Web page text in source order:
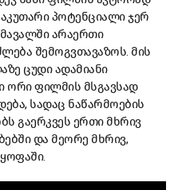
პოტენციალი ჯერ
არაერთი
შემოგვთავაზოს. მის
ცუდი ადამიანი
ორი ფილმის მსგავსად
სადაც ნაწარმოების
გაერკვეს ერთი მხრივ
და მეორე მხრივ,